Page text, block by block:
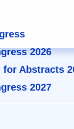
2026
for Abstracts
2027